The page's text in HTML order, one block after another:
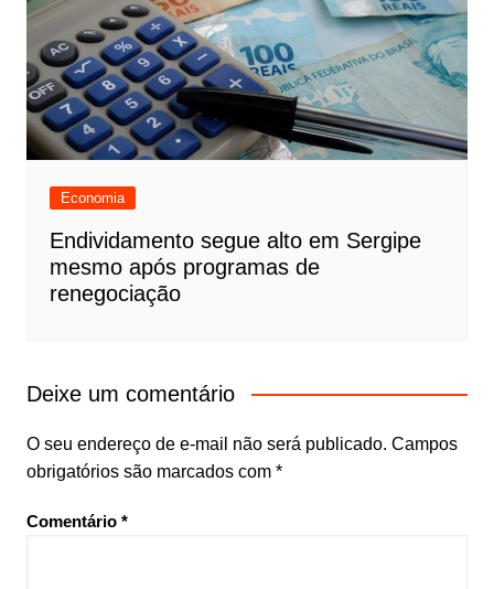
Economia
Endividamento segue alto em Sergipe
mesmo após programas de
renegociação
Deixe um comentário
O seu endereço de e-mail não será publicado. Campos
obrigatórios são marcados com *
Comentário *